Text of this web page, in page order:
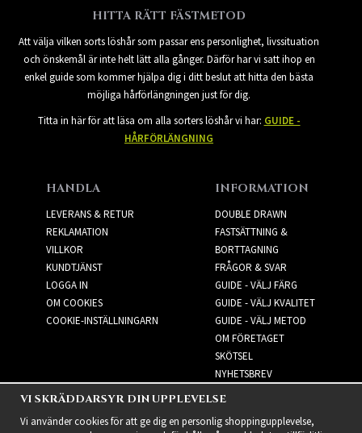
HITTA RÄTT FÄSTMETOD
Att välja vilken sorts löshår som passar ens personlighet, livssituation
och önskemål är inte helt lätt alla gånger. Därför har vi satt ihop en
enkel guide som kommer hjälpa dig i ditt beslut att hitta den bästa
möjliga hårförlängningen just för dig.
Titta in här för att läsa om alla sorters löshår vi har: GUIDE -
HÅRFÖRLÄNGNING
HANDLA
LEVERANS & RETUR
REKLAMATION
VILLKOR
KUNDTJÄNST
LOGGA IN
OM COOKIES
COOKIE-INSTÄLLNINGARN
INFORMATION
DOUBLE DRAWN
FASTSÄTTNING &
BORTTAGNING
FRÅGOR & SVAR
GUIDE - VÄLJ FÄRG
GUIDE - VÄLJ KVALITET
GUIDE - VÄLJ METOD
OM FÖRETAGET
SKÖTSEL
NYHETSBREV
NYHETSBREV
VI SKRÄDDARSYR DIN UPPLEVELSE
Vi använder cookies för att ge dig en personlig shoppingupplevelse,